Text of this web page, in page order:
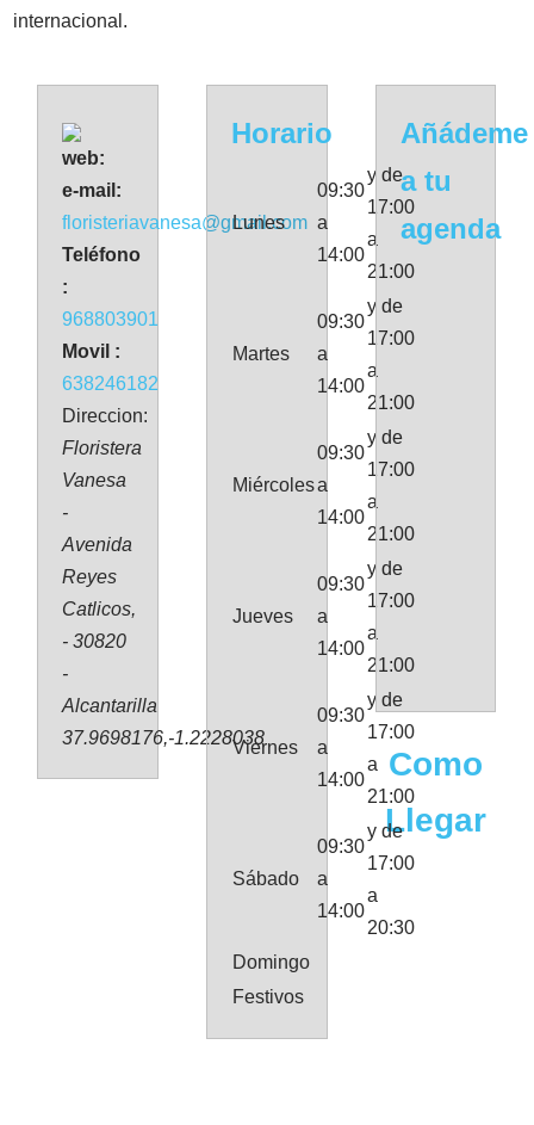
internacional.
web:
e-mail:
floristeriavanesa@gmail.com
Teléfono
:
968803901
Movil :
638246182
Direccion:
Floristera
Vanesa
-
Avenida
Reyes
Catlicos,
- 30820
-
Alcantarilla
37.9698176,-1.2228038
Horario
Lunes
09:30
a
14:00
y de
17:00
a
21:00
Martes
09:30
a
14:00
y de
17:00
a
21:00
Miércoles
09:30
a
14:00
y de
17:00
a
21:00
Jueves
09:30
a
14:00
y de
17:00
a
21:00
Viernes
09:30
a
14:00
y de
17:00
a
21:00
Sábado
09:30
a
14:00
y de
17:00
a
20:30
Domingo
Festivos
Añádeme
a tu
agenda
Como
Llegar